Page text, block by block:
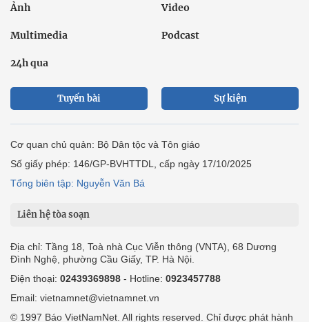
Ảnh Video
Multimedia Podcast
24h qua
Tuyến bài Sự kiện
Cơ quan chủ quản: Bộ Dân tộc và Tôn giáo
Số giấy phép: 146/GP-BVHTTDL, cấp ngày 17/10/2025
Tổng biên tập: Nguyễn Văn Bá
Liên hệ tòa soạn
Địa chỉ: Tầng 18, Toà nhà Cục Viễn thông (VNTA), 68 Dương
Đình Nghệ, phường Cầu Giấy, TP. Hà Nội.
Điện thoại: 02439369898 - Hotline: 0923457788
Email: vietnamnet@vietnamnet.vn
© 1997 Báo VietNamNet. All rights reserved. Chỉ được phát hành